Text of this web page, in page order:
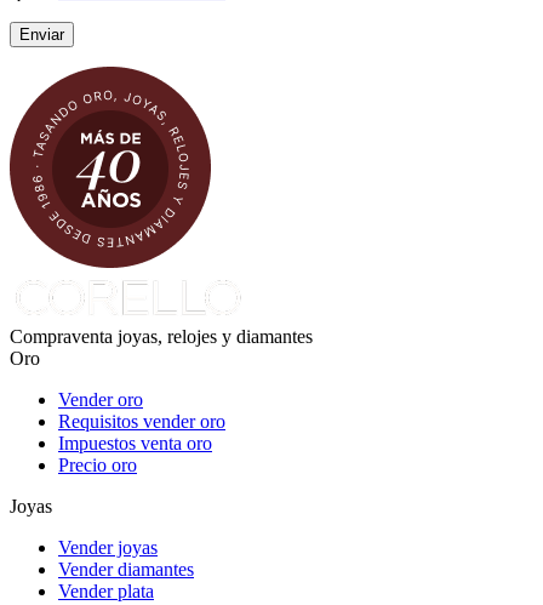
Compraventa joyas, relojes y diamantes
Oro
Vender oro
Requisitos vender oro
Impuestos venta oro
Precio oro
Joyas
Vender joyas
Vender diamantes
Vender plata